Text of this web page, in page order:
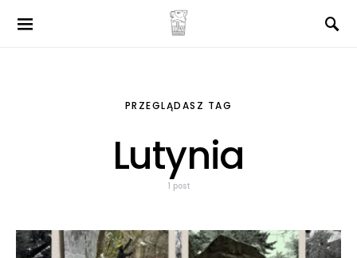
PRZEGLĄDASZ TAG
Lutynia
1 post